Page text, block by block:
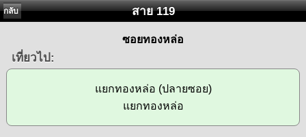
กลับ สาย 119
ซอยทองหล่อ
เที่ยวไป:
แยกทองหล่อ (ปลายซอย)
แยกทองหล่อ